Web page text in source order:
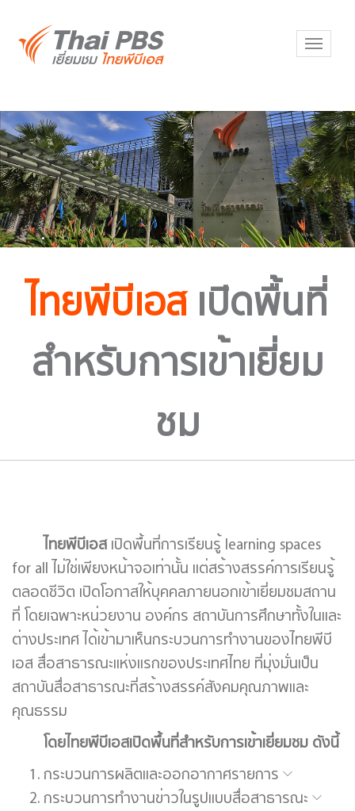
ไทยพีบีเอส เปิดพื้นที่
สำหรับการเข้าเยี่ยม
ชม
ไทยพีบีเอสเปิดพื้นที่การเรียนรู้ learning spaces
for all ไม่ใช่เพียงหน้าจอเท่านั้น แต่สร้างสรรค์การเรียนรู้
ตลอดชีวิต เปิดโอกาสให้บุคคลภายนอกเข้าเยี่ยมชมสถาน
ที่ โดยเฉพาะหน่วยงาน องค์กร สถาบันการศึกษาทั้งในและ
ต่างประเทศ ได้เข้ามาเห็นกระบวนการทำงานของไทยพีบี
เอส สื่อสาธารณะแห่งแรกของประเทศไทย ที่มุ่งมั่นเป็น
สถาบันสื่อสาธารณะที่สร้างสรรค์สังคมคุณภาพและ
คุณธรรม
โดยไทยพีบีเอสเปิดพื้นที่สำหรับการเข้าเยี่ยมชม ดังนี้
กระบวนการผลิตและออกอากาศรายการ
กระบวนการทำงานข่าวในรูปแบบสื่อสาธารณะ